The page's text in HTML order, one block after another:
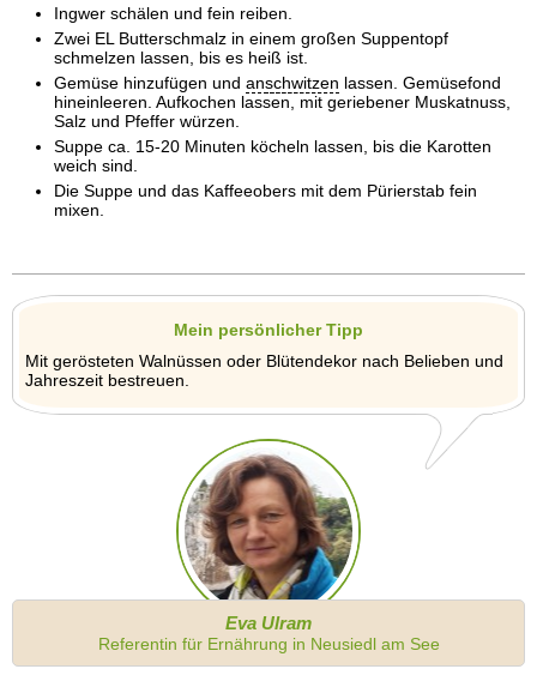
Ingwer schälen und fein reiben.
Zwei EL Butterschmalz in einem großen Suppentopf
schmelzen lassen, bis es heiß ist.
Gemüse hinzufügen und anschwitzen lassen. Gemüsefond
hineinleeren. Aufkochen lassen, mit geriebener Muskatnuss,
Salz und Pfeffer würzen.
Suppe ca. 15-20 Minuten köcheln lassen, bis die Karotten
weich sind.
Die Suppe und das Kaffeeobers mit dem Pürierstab fein
mixen.
Mein persönlicher Tipp
Mit gerösteten Walnüssen oder Blütendekor nach Belieben und
Jahreszeit bestreuen.
Eva Ulram
Referentin für Ernährung in Neusiedl am See